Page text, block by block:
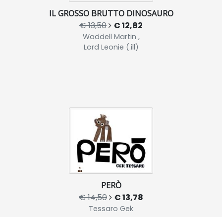
IL GROSSO BRUTTO DINOSAURO
€ 13,50 € 12,82
Waddell Martin ,
Lord Leonie (.ill)
PERÒ
€ 14,50 € 13,78
Tessaro Gek